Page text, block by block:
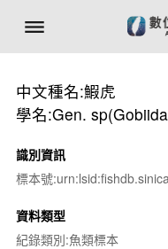
中文種名:鰕虎
學名:Gen.
識別資訊
標本號
資料類型
紀錄類別:魚類標本